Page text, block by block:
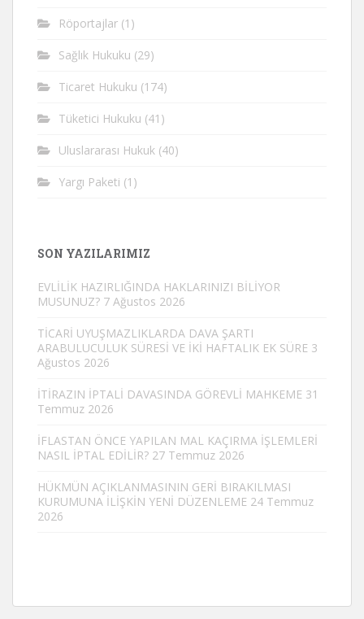
Röportajlar (1)
Sağlık Hukuku (29)
Ticaret Hukuku (174)
Tüketici Hukuku (41)
Uluslararası Hukuk (40)
Yargı Paketi (1)
SON YAZILARIMIZ
EVLİLİK HAZIRLIĞINDA HAKLARINIZI BİLİYOR
MUSUNUZ? 7 Ağustos 2026
TİCARİ UYUŞMAZLIKLARDA DAVA ŞARTI
ARABULUCULUK SÜRESİ VE İKİ HAFTALIK EK SÜRE 3
Ağustos 2026
İTİRAZIN İPTALİ DAVASINDA GÖREVLİ MAHKEME 31
Temmuz 2026
İFLASTAN ÖNCE YAPILAN MAL KAÇIRMA İŞLEMLERİ
NASIL İPTAL EDİLİR? 27 Temmuz 2026
HÜKMÜN AÇIKLANMASININ GERİ BIRAKILMASI
KURUMUNA İLİŞKİN YENİ DÜZENLEME 24 Temmuz
2026